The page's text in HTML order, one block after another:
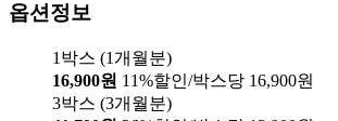
옵션정보
1박스 (1개월분)
16,900원 11%할인/박스당 16,900원
3박스 (3개월분)